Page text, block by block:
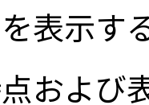
表示す
および